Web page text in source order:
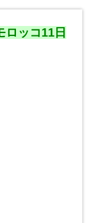
ッコ11日